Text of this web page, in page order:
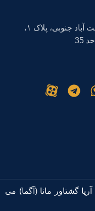
تهران، آیت الله کاشانی، بلوار جنت آباد جنوبی، پلاک ۱،
گشتاور مانا (آگما) می